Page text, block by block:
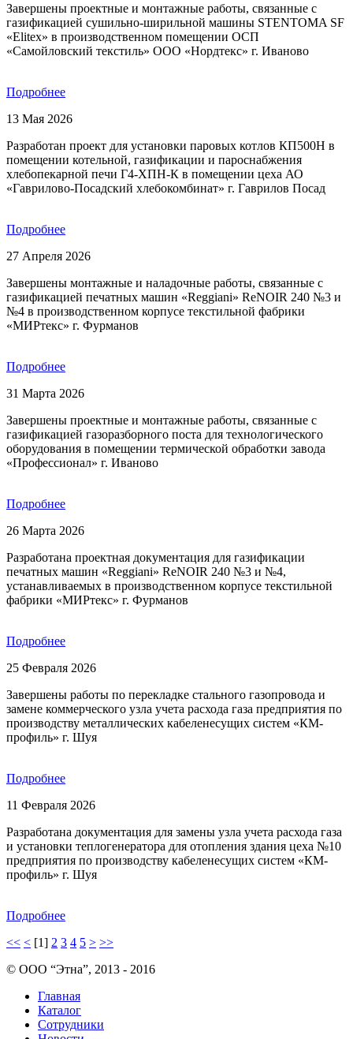
Завершены проектные и монтажные работы, связанные с
газификацией сушильно-ширильной машины STENTOMA SF
«Elitex» в производственном помещении ОСП
«Самойловский текстиль» ООО «Нордтекс» г. Иваново
Подробнее
13 Мая 2026
Разработан проект для установки паровых котлов КП500Н в
помещении котельной, газификации и пароснабжения
хлебопекарной печи Г4-ХПН-К в помещении цеха АО
«Гаврилово-Посадский хлебокомбинат» г. Гаврилов Посад
Подробнее
27 Апреля 2026
Завершены монтажные и наладочные работы, связанные с
газификацией печатных машин «Reggiani» ReNOIR 240 №3 и
№4 в производственном корпусе текстильной фабрики
«МИРтекс» г. Фурманов
Подробнее
31 Марта 2026
Завершены проектные и монтажные работы, связанные с
газификацией газоразборного поста для технологического
оборудования в помещении термической обработки завода
«Профессионал» г. Иваново
Подробнее
26 Марта 2026
Разработана проектная документация для газификации
печатных машин «Reggiani» ReNOIR 240 №3 и №4,
устанавливаемых в производственном корпусе текстильной
фабрики «МИРтекс» г. Фурманов
Подробнее
25 Февраля 2026
Завершены работы по перекладке стального газопровода и
замене коммерческого узла учета расхода газа предприятия по
производству металлических кабеленесущих систем «КМ-
профиль» г. Шуя
Подробнее
11 Февраля 2026
Разработана документация для замены узла учета расхода газа
и установки теплогенератора для отопления здания цеха №10
предприятия по производству кабеленесущих систем «КМ-
профиль» г. Шуя
Подробнее
<< < [1] 2 3 4 5 > >>
© ООО “Этна”, 2013 - 2016
Главная
Каталог
Сотрудники